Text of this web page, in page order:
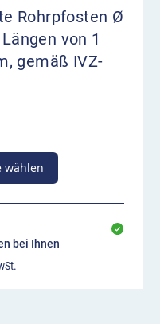
Rohrpfosten Ø
von 1
gemäß IVZ-
wählen
bei Ihnen